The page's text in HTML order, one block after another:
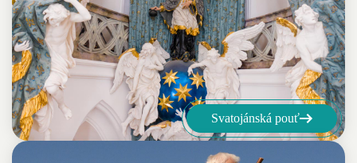
Svatojánská pouť